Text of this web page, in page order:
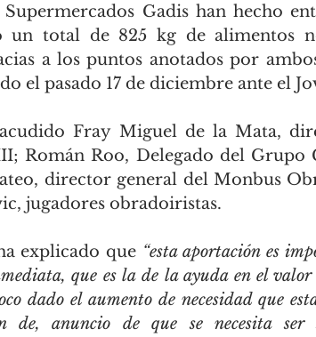
Gadis han hecho
un total de 825 kg de alimentos
a los puntos anotados por
el pasado 17 de diciembre ante el
Fray Miguel de la Mata,
Román Roo, Delegado del Grupo
director general del Monbus
jugadores obradoiristas.
explicado que “esta aportación es
que es la de la ayuda en el
dado el aumento de necesidad que
de, anuncio de que se necesita ser